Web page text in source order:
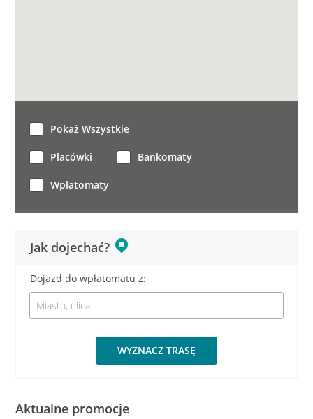
Jak dojechać?
Dojazd do wpłatomatu z:
WYZNACZ TRASĘ
Pokaż Wszystkie
Placówki Bankomaty
Wpłatomaty
Aktualne promocje